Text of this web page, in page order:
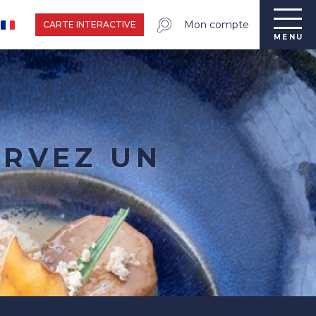
Mon compte
CARTE INTERACTIVE
MENU
UN